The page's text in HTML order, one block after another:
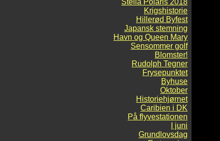
Stella Polaris 2018
Krigshistorie
Hillerød Byfest
Japansk stemning
Havn og Queen Mary
Sensommer golf
Blomster!
Rudolph Tegner
Frysepunktet
Byhuse
Oktober
Historiehjørnet
Caribien i DK
På flyvestationen
I juni
Grundlovsdag